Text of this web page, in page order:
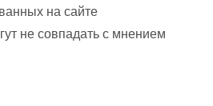
на сайте
не совпадать с мнением